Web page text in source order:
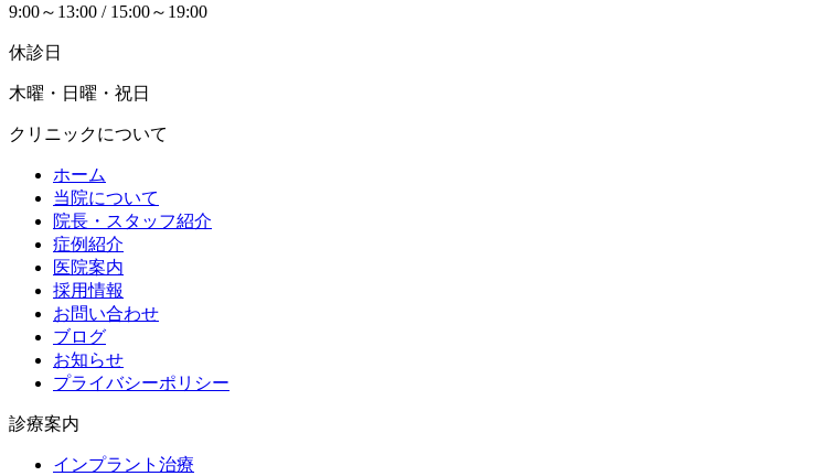
9:00～13:00 / 15:00～19:00
休診日
木曜・日曜・祝日
クリニックについて
ホーム
当院について
院長・スタッフ紹介
症例紹介
医院案内
採用情報
お問い合わせ
ブログ
お知らせ
プライバシーポリシー
診療案内
インプラント治療